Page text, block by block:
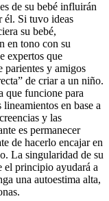
de su bebé influirán
él. Si tuvo ideas
su bebé,
en tono con su
expertos que
parientes y amigos
de criar a un niño.
que funcione para
en base a
y las
es permanecer
de hacerlo encajar en
La singularidad de su
el principio ayudará a
una autoestima alta,